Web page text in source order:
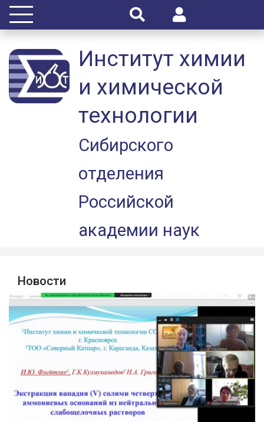
Институт химии
и химической
технологии
Сибирского
отделения
Российской
академии наук
Новости